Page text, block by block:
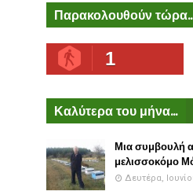
Παρακολουθούν
1
Καλύτερα του μήνα...
Μια συμβουλή
μελισσοκόμο
Δευτέρα,